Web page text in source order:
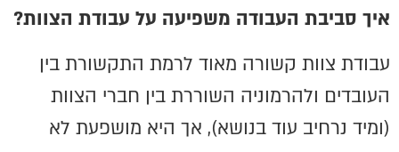
איך סביבת העבודה משפיעה על עבודת הצוות?
עבודת צוות קשורה מאוד לרמת התקשורת בין
העובדים ולהרמוניה השוררת בין חברי הצוות
(ומיד נרחיב עוד בנושא), אך היא מושפעת לא